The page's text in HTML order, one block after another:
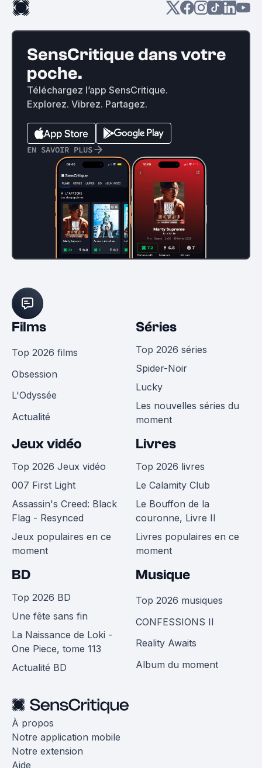
SensCritique dans votre
poche.
Téléchargez l’app SensCritique.
Explorez. Vibrez. Partagez.
EN SAVOIR PLUS
Films
Top 2026 films
Obsession
L'Odyssée
Actualité
Séries
Top 2026 séries
Spider-Noir
Lucky
Les nouvelles séries du
moment
Jeux vidéo
Top 2026 Jeux vidéo
007 First Light
Assassin's Creed: Black
Flag - Resynced
Jeux populaires en ce
moment
Livres
Top 2026 livres
Le Calamity Club
Le Bouffon de la
couronne, Livre II
Livres populaires en ce
moment
BD
Top 2026 BD
Une fête sans fin
La Naissance de Loki -
One Piece, tome 113
Actualité BD
Musique
Top 2026 musiques
CONFESSIONS II
Reality Awaits
Album du moment
À propos
Notre application mobile
Notre extension
Aide